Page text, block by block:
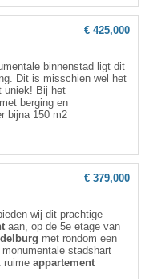
€ 425,000
binnenstad ligt dit
Dit is misschien wel het
uniek! Bij het
berging en
bijna 150 m2
€ 379,000
wij dit prachtige
aan, op de 5e etage van
met rondom een
stadshart
ruimeappartement